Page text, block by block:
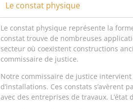
Le constat physique
Le constat physique représente la
constat trouve de nombreuses
secteur où coexistent constructions
commissaire de justice.
Notre commissaire de justice
d’installations. Ces constats
avec des entreprises de travaux.